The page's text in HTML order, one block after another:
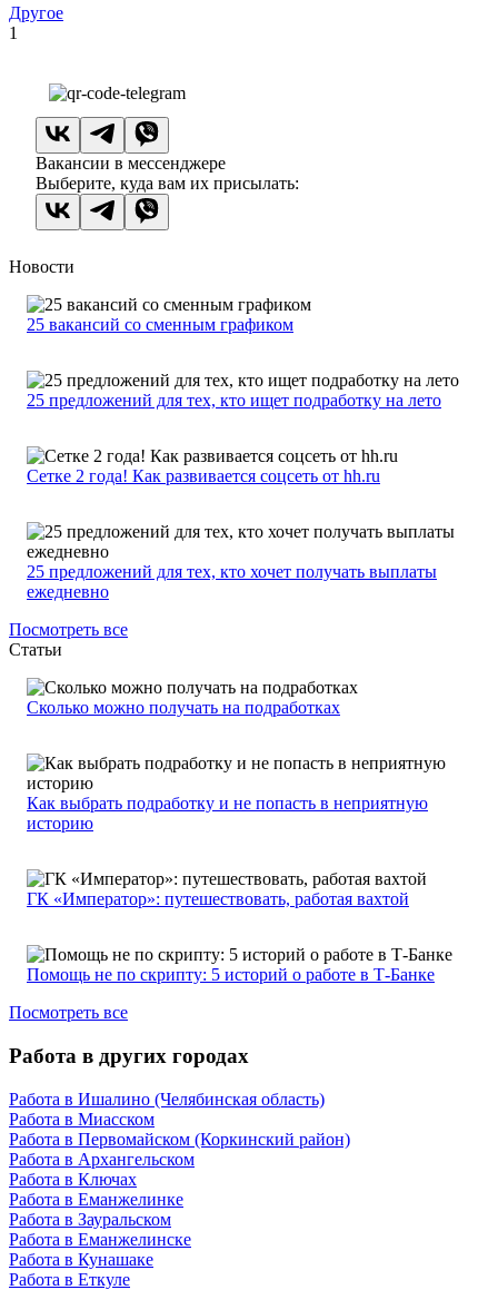
Другое
1
Вакансии в мессенджере
Выберите, куда вам их присылать:
Новости
25 вакансий со сменным графиком
25 предложений для тех, кто ищет подработку на лето
Сетке 2 года! Как развивается соцсеть от hh.ru
25 предложений для тех, кто хочет получать выплаты
ежедневно
Посмотреть все
Статьи
Сколько можно получать на подработках
Как выбрать подработку и не попасть в неприятную
историю
ГК «Император»: путешествовать, работая вахтой
Помощь не по скрипту: 5 историй о работе в Т-Банке
Посмотреть все
Работа в других городах
Работа в Ишалино (Челябинская область)
Работа в Миасском
Работа в Первомайском (Коркинский район)
Работа в Архангельском
Работа в Ключах
Работа в Еманжелинке
Работа в Зауральском
Работа в Еманжелинске
Работа в Кунашаке
Работа в Еткуле